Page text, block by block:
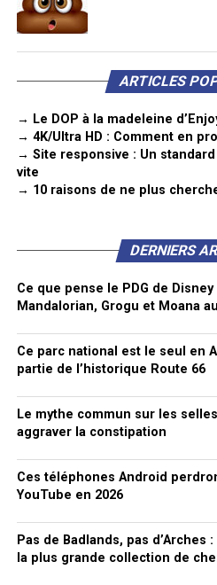
ARTICLES
→ Le DOP à la madeleine
→ 4K/Ultra HD : Comment en
→ Site responsive : Un
vite
→ 10 raisons de ne plus
DERNIERS
Ce que pense le PDG de Disney
Mandalorian, Grogu et Moana
Ce parc national est le seul en
partie de l’historique Route 66
Le mythe commun sur les
aggraver la constipation
Ces téléphones Android
YouTube en 2026
Pas de Badlands, pas
la plus grande collection de